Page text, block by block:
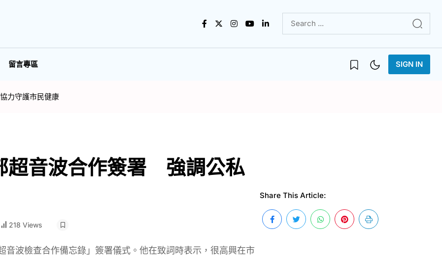
留言專區 SIGN IN
力守護市民健康
超音波合作簽署 強調公私
218 Views
波檢查合作備忘錄」簽署儀式。他在致詞時表示，很高興在市
Share This Article: